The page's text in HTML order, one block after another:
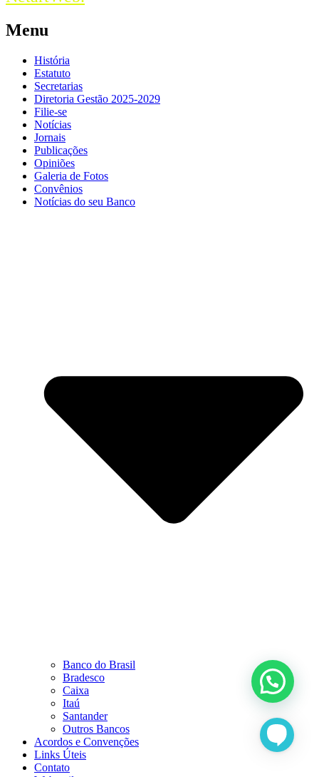
Menu
História
Estatuto
Secretarias
Diretoria Gestão 2025-2029
Filie-se
Notícias
Jornais
Publicações
Opiniões
Galeria de Fotos
Convênios
Notícias do seu Banco
Banco do Brasil
Bradesco
Caixa
Itaú
Santander
Outros Bancos
Acordos e Convenções
Links Úteis
Contato